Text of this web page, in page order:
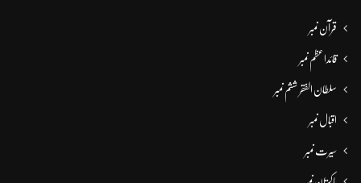
قرآن نمبر
قائداعظم نمبر
سلطان الفقر ششم نمبر
اقبال نمبر
سیرت نمبر